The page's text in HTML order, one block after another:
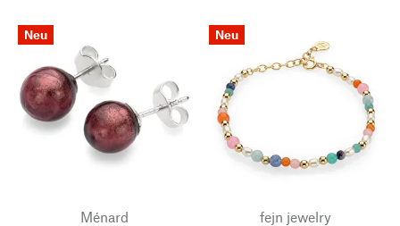
Neu
Ménard
Neu
fejn jewelry